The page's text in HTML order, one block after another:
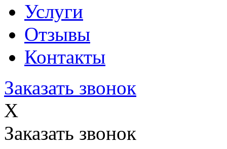
Услуги
Отзывы
Контакты
Заказать звонок
X
Заказать звонок